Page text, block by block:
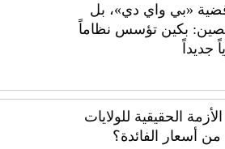
«بي واي دي»، بل
بكين تؤسس نظاماً
جديداً
الحقيقية للولايات
من أسعار الفائدة؟